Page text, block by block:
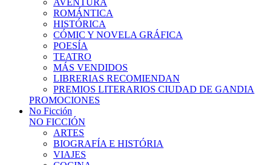
AVENTURA
ROMÁNTICA
HISTÓRICA
CÓMIC Y NOVELA GRÁFICA
POESÍA
TEATRO
MÁS VENDIDOS
LIBRERIAS RECOMIENDAN
PREMIOS LITERARIOS CIUDAD DE GANDIA
PROMOCIONES
No Ficción
NO FICCIÓN
ARTES
BIOGRAFÍA E HISTÓRIA
VIAJES